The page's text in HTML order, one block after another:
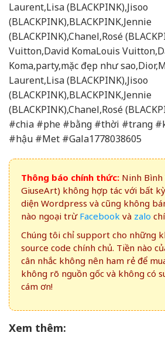
Laurent,Lisa (BLACKPINK),Jisoo
(BLACKPINK),BLACKPINK,Jennie
(BLACKPINK),Chanel,Rosé
Vuitton,David KomaLouis
Koma,party,mặc đẹp như
Laurent,Lisa (BLACKPINK),Jisoo
(BLACKPINK),BLACKPINK,Jennie
(BLACKPINK),Chanel,Rosé
#chia #phe #bằng #thời #trang
#hậu #Met #Gala1778038605
Thông báo chính thức: Ninh
GiuseArt) không hợp tác với bất
diện Wordpress và cũng không
nào ngoại trừ Facebook và zalo
Chúng tôi chỉ support cho những
source code chính chủ. Tiền nào
cân nhắc không nên ham rẻ để
không rõ nguồn gốc và không có
cám ơn!
Xem thêm: